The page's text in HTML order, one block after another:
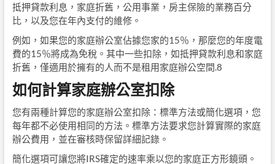
抵押貸款利息，家庭折舊，公用事業，房主保險的業務百分
比，以及您在年內支付的維修。
例如，如果您的家庭辦公室佔據您家的15％，那麼您的年度電
費的15％將成為免稅。其中一些扣除，如抵押貸款利息和家庭
折舊，僅適用於擁有的人而不是租用家庭辦公空間.8
如何計算家庭辦公室扣除
您有兩種計算您的家庭辦公室扣除：標準方法或簡化選項，您
每年都不必使用相同的方法。標準方法要求您計算實際的家庭
辦公費用，並在審核時保留詳細記錄。
簡化選項可讓您將IRS確定的速率乘以您的家庭正方形鏡頭。